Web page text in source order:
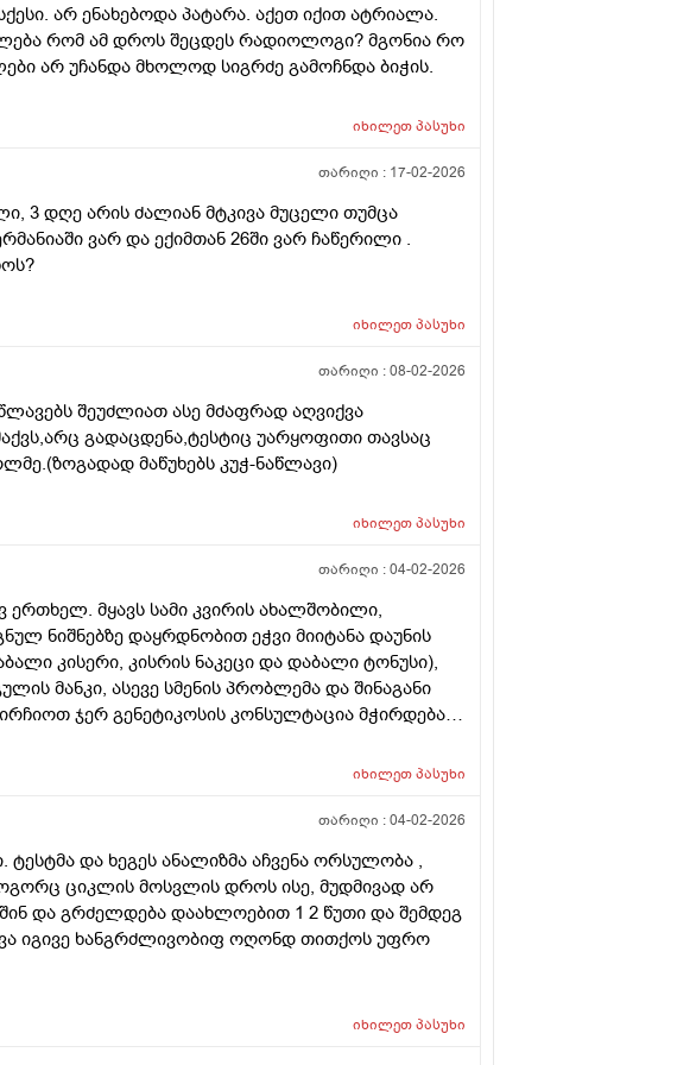
არ ენახებოდა პატარა. აქეთ იქით ატრიალა.
რომ ამ დროს შეცდეს რადიოლოგი? მგონია რო
არ უჩანდა მხოლოდ სიგრძე გამოჩნდა ბიჭის.
იხილეთპასუხი
თარიღი : 17-02-2026
3 დღე არის ძალიან მტკივა მუცელი თუმცა
ვარ და ექიმთან 26ში ვარ ჩაწერილი .
იხილეთპასუხი
თარიღი :08-02-2026
შეუძლიათ ასე მძაფრად აღვიქვა
გადაცდენა,ტესტიც უარყოფითი თავსაც
მაწუხებს კუჭ-ნაწლავი)
იხილეთპასუხი
თარიღი :04-02-2026
მყავს სამი კვირის ახალშობილი,
ნიშნებზე დაყრდნობით ეჭვი მიიტანა დაუნის
კისერი, კისრის ნაკეცი და დაბალი ტონუსი),
მანკი, ასევე სმენის პრობლემა და შინაგანი
ჯერ გენეტიკოსის კონსულტაცია მჭირდება
იხილეთპასუხი
თარიღი :04-02-2026
და ხეგეს ანალიზმა აჩვენა ორსულობა ,
ციკლის მოსვლის დროს ისე, მუდმივად არ
და გრძელდება დაახლოებით 1 2 წუთი და შემდეგ
იგივე ხანგრძლივობიფ ოღონდ თითქოს უფრო
იხილეთპასუხი